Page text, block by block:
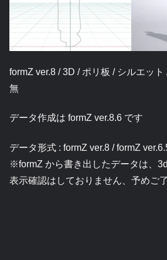
formZ ver.8 / 3D / ポリ板 / シルエッ
無
データ作成は formZ ver.8.6 です
データ形式 : formZ ver.8 / formZ
※formZ から書き出したデータは、
表示確認はしておりません、予めご